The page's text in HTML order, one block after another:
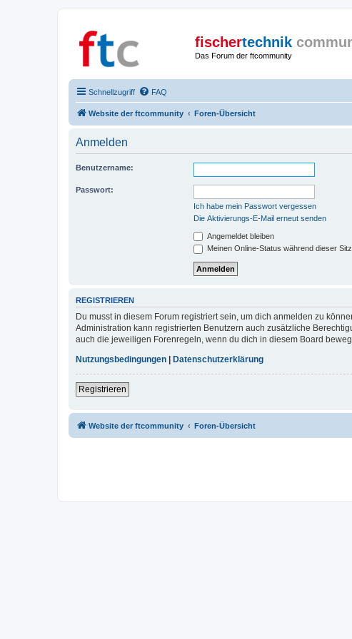
fischertechnik
Das Forum der ftcommunity
Schnellzugriff FAQ
Website der ftcommunity Foren-Übersicht
Anmelden
Benutzername:
Passwort:
Ich habe mein Passwort vergessen
Die Aktivierungs-E-Mail erneut senden
Angemeldet bleiben
Meinen Online-Status während dieser
REGISTRIEREN
Du musst in diesem Forum registriert sein, um dich anmelden zu
Administration kann registrierten Benutzern auch zusätzliche
auch die jeweiligen Forenregeln, wenn du dich in diesem Board
Nutzungsbedingungen
Datenschutzerklärung
Registrieren
Website der ftcommunity Foren-Übersicht